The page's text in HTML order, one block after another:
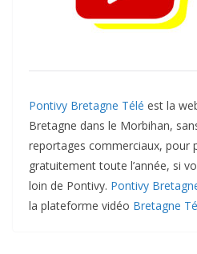
Pontivy Bretagne Télé est la
Bretagne dans le Morbihan,
reportages commerciaux, pour
gratuitement toute l’année, si
loin de Pontivy. Pontivy
la plateforme vidéo Bretagne